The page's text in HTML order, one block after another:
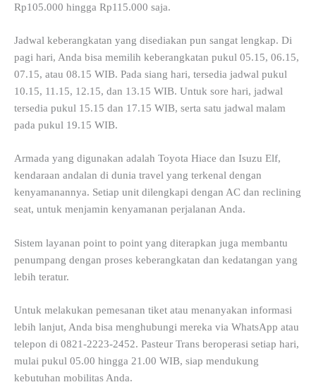
Rp105.000 hingga Rp115.000 saja.
Jadwal keberangkatan yang disediakan pun sangat lengkap. Di
pagi hari, Anda bisa memilih keberangkatan pukul 05.15, 06.15,
07.15, atau 08.15 WIB. Pada siang hari, tersedia jadwal pukul
10.15, 11.15, 12.15, dan 13.15 WIB. Untuk sore hari, jadwal
tersedia pukul 15.15 dan 17.15 WIB, serta satu jadwal malam
pada pukul 19.15 WIB.
Armada yang digunakan adalah Toyota Hiace dan Isuzu Elf,
kendaraan andalan di dunia travel yang terkenal dengan
kenyamanannya. Setiap unit dilengkapi dengan AC dan reclining
seat, untuk menjamin kenyamanan perjalanan Anda.
Sistem layanan point to point yang diterapkan juga membantu
penumpang dengan proses keberangkatan dan kedatangan yang
lebih teratur.
Untuk melakukan pemesanan tiket atau menanyakan informasi
lebih lanjut, Anda bisa menghubungi mereka via WhatsApp atau
telepon di 0821-2223-2452. Pasteur Trans beroperasi setiap hari,
mulai pukul 05.00 hingga 21.00 WIB, siap mendukung
kebutuhan mobilitas Anda.